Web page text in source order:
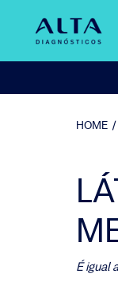
HOME /
É igual a